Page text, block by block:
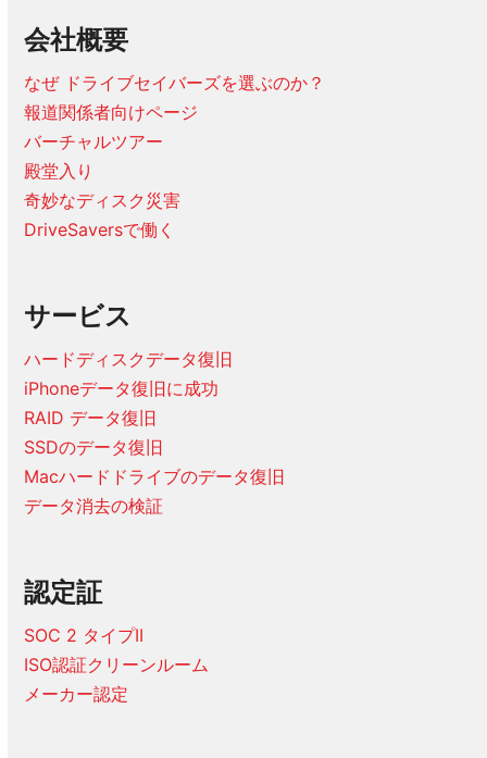
会社概要
なぜ ドライブセイバーズを選ぶのか？
報道関係者向けページ
バーチャルツアー
殿堂入り
奇妙なディスク災害
DriveSaversで働く
サービス
ハードディスクデータ復旧
iPhoneデータ復旧に成功
RAID データ復旧
SSDのデータ復旧
Macハードドライブのデータ復旧
データ消去の検証
認定証
SOC 2 タイプII
ISO認証クリーンルーム
メーカー認定